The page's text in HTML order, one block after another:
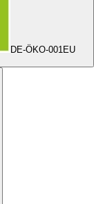
DE-ÖKO-001EU